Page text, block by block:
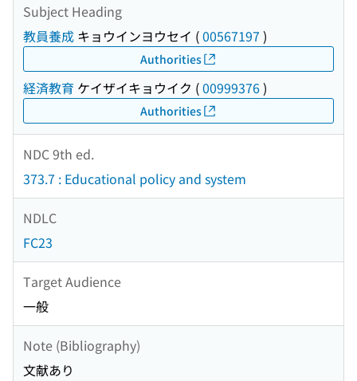
Subject Heading
教員養成 キョウインヨウセイ (00567197 )
Authorities
経済教育 ケイザイキョウイク (00999376)
Authorities
NDC 9th ed.
373.7 : Educational policy and system
NDLC
FC23
Target Audience
一般
Note (Bibliography)
文献あり